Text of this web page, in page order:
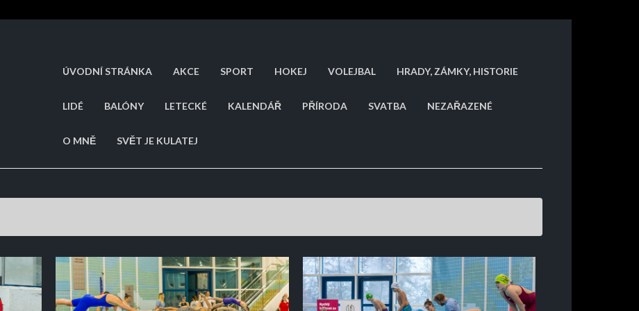
ÚVODNÍ STRÁNKA AKCE SPORT HOKEJ VOLEJBAL HRADY, ZÁMKY, HISTORIE
LIDÉ BALÓNY LETECKÉ KALENDÁŘ PŘÍRODA SVATBA NEZAŘAZENÉ
O MNĚ SVĚT JE KULATEJ